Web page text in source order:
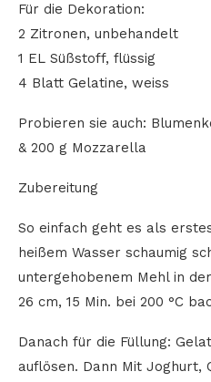
Für die Dekoration:
2 Zitronen, unbehandelt
1 EL Süßstoff, flüssig
4 Blatt Gelatine, weiss
Probieren sie auch:
& 200 g Mozzarella
Zubereitung
So einfach geht es als
heißem Wasser schaumig
untergehobenem Mehl in
26 cm, 15 Min. bei 200 °C
Danach für die Füllung:
auflösen. Dann Mit Joghurt,